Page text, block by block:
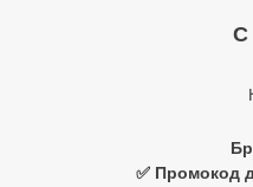
✅ Промокод